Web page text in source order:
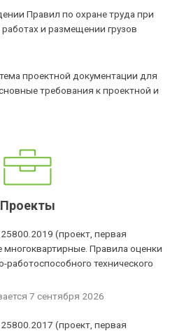
Правил по охране труда при
и размещении грузов
проектной документации для
требования к проектной и
Проекты
(проект, первая
Правила оценки
работоспособного технического
7 сентября 2026
(проект, первая